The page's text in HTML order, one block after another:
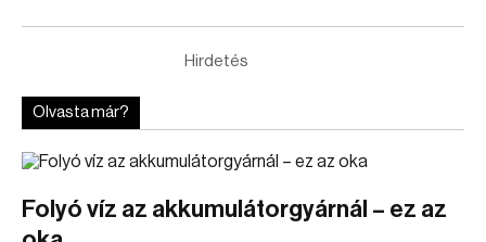
Hirdetés
Olvasta már?
Folyó víz az akkumulátorgyárnál – ez az